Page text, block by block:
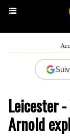
Leicester
Arnold